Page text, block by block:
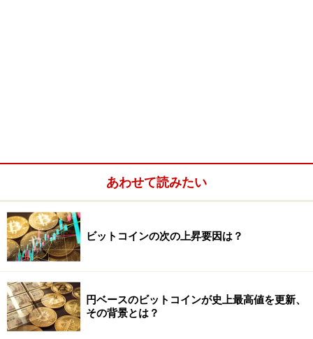
の取引をすべて前述のオフチェーン処理を行い、その期
間終了時にまとめて取引１回分としてブロックチェーン
に処理します。このため、取引手数料が発生するのは最
後の一回で済むので、
きます。
あわせて読みたい
ビットコインの次の上昇要因は？
円ベースのビットコインが史上最高値を更新、
その背景とは？